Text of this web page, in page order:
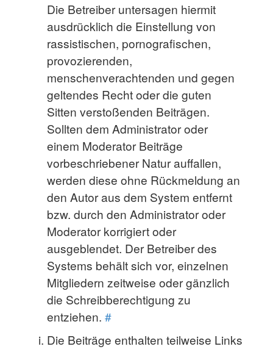
Die Betreiber untersagen hiermit
ausdrücklich die Einstellung von
rassistischen, pornografischen,
provozierenden,
menschenverachtenden und gegen
geltendes Recht oder die guten
Sitten verstoßenden Beiträgen.
Sollten dem Administrator oder
einem Moderator Beiträge
vorbeschriebener Natur auffallen,
werden diese ohne Rückmeldung an
den Autor aus dem System entfernt
bzw. durch den Administrator oder
Moderator korrigiert oder
ausgeblendet. Der Betreiber des
Systems behält sich vor, einzelnen
Mitgliedern zeitweise oder gänzlich
die Schreibberechtigung zu
entziehen. #
Die Beiträge enthalten teilweise Links